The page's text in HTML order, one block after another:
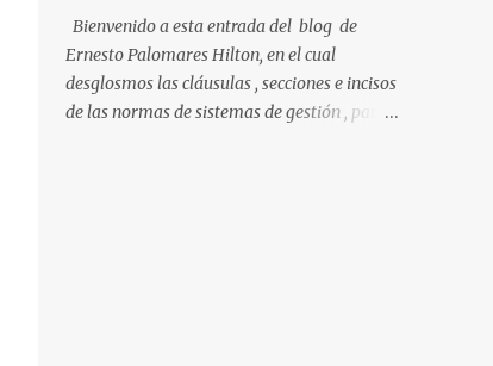
auditores que no han demostrado, y que
aparentemente una gran proporción de ellos
no tiene, un adecuado nivel de competencia
para desempeñar esta tan importante
Bienvenido a esta entrada del blog de
Ernesto Palomares Hilton, en el cual
desglosmos las cláusulas , secciones e incisos
de las normas de sistemas de gestión , para